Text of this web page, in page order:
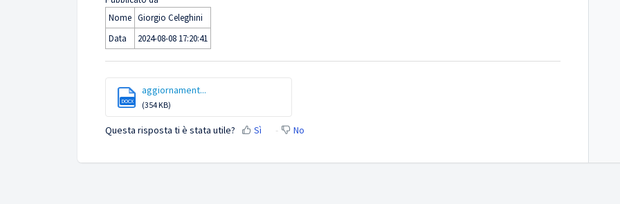
Nome Giorgio Celeghini
Data
2024-08-08 17:20:41
DOCX
aggiornament...
(354 KB)
Questa risposta ti è stata utile? Sì No